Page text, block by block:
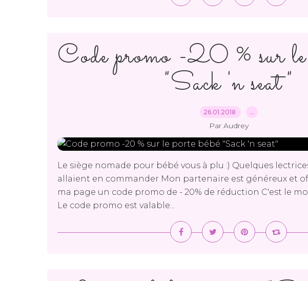
Code promo -20 % sur le
"Sack 'n seat"
26.01.2018 …
Par Audrey
Le siège nomade pour bébé vous à plu :) Quelques
allaient en commander Mon partenaire est généreux et
ma page un code promo de - 20% de réduction C'est le
Le code promo est valable...